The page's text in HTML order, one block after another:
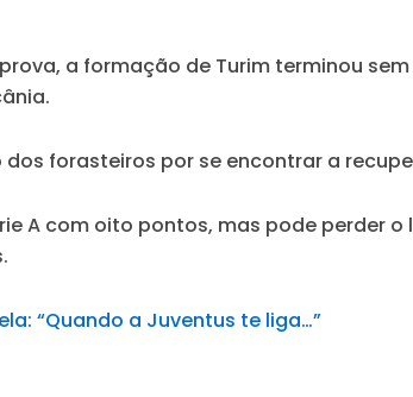
a formação de Turim terminou
forasteiros por se encontrar a
A com oito pontos, mas pode perder
“Quando a Juventus te liga…”